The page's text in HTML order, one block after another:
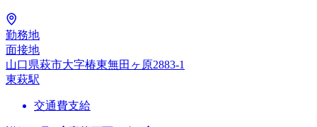
勤務地
面接地
山口県萩市大字椿東無田ヶ原2883-1
東萩駅
交通費支給